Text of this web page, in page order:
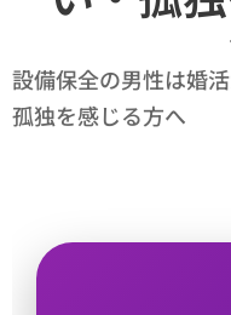
設備保全の男性は婚
孤独を感じる方へ